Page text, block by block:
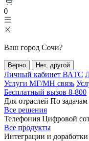
0
Ваш город Сочи?
Верно Нет, другой
Личный кабинет ВАТС
Услуги МГ/МН связь
Бесплатный вызов 8-800
Для отраслей По задачам
Все решения
Телефония Цифровой
Все продукты
Интеграции и